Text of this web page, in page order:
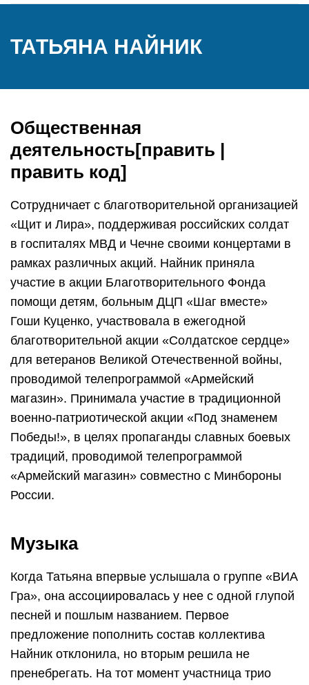
ТАТЬЯНА НАЙНИК
Общественная
деятельность[править |
править код]
Сотрудничает с благотворительной организацией
«Щит и Лира», поддерживая российских солдат
в госпиталях МВД и Чечне своими концертами в
рамках различных акций. Найник приняла
участие в акции Благотворительного Фонда
помощи детям, больным ДЦП «Шаг вместе»
Гоши Куценко, участвовала в ежегодной
благотворительной акции «Солдатское сердце»
для ветеранов Великой Отечественной войны,
проводимой телепрограммой «Армейский
магазин». Принимала участие в традиционной
военно-патриотической акции «Под знаменем
Победы!», в целях пропаганды славных боевых
традиций, проводимой телепрограммой
«Армейский магазин» совместно с Минбороны
России.
Музыка
Когда Татьяна впервые услышала о группе «ВИА
Гра», она ассоциировалась у нее с одной глупой
песней и пошлым названием. Первое
предложение пополнить состав коллектива
Найник отклонила, но вторым решила не
пренебрегать. На тот момент участница трио